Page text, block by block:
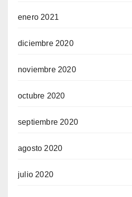
enero 2021
diciembre 2020
noviembre 2020
octubre 2020
septiembre 2020
agosto 2020
julio 2020